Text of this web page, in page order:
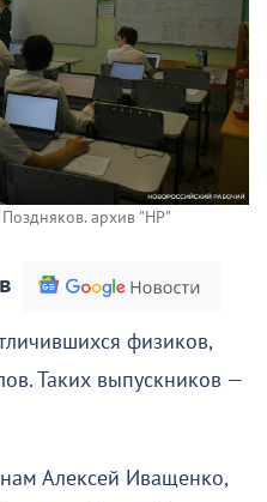
архив "НР"
физиков,
Таких выпускников —
Алексей Иващенко,